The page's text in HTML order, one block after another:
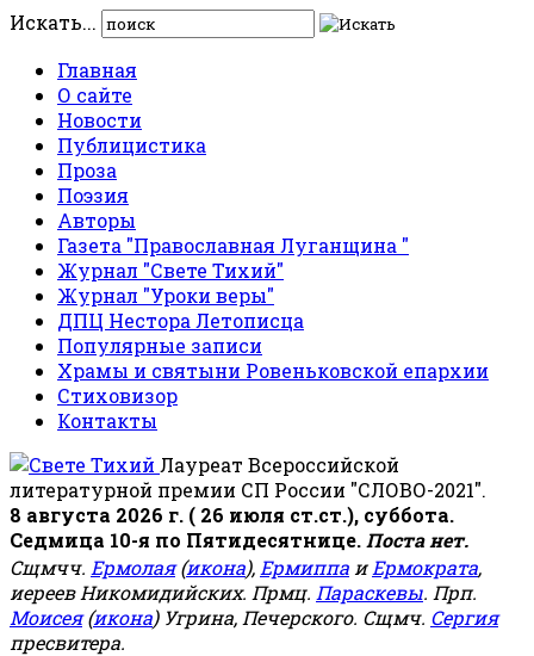
Искать...
Главная
О сайте
Новости
Публицистика
Проза
Поэзия
Авторы
Газета "Православная Луганщина "
Журнал "Свете Тихий"
Журнал "Уроки веры"
ДПЦ Нестора Летописца
Популярные записи
Храмы и святыни Ровеньковской епархии
Стиховизор
Контакты
Лауреат Всероссийской
литературной премии СП России "СЛОВО-2021".
8 августа 2026 г. ( 26 июля ст.ст.), суббота.
Седмица 10-я по Пятидесятнице. Поста нет.
Сщмчч. Ермолая(икона), Ермиппа иЕрмократа,
иереев Никомидийских. Прмц. Параскевы. Прп.
Моисея(икона) Угрина, Печерского. Сщмч. Сергия
пресвитера.